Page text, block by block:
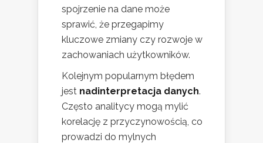
spojrzenie na dane może
sprawić, że przegapimy
kluczowe zmiany czy rozwoje w
zachowaniach użytkowników.
Kolejnym popularnym błędem
jest nadinterpretacja danych.
Często analitycy mogą mylić
korelację z przyczynowością, co
prowadzi do mylnych